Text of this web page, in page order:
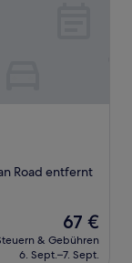
Road entfernt
Der
Preis
beträgt
67 €
& Gebühren
6. Sept.–7. Sept.